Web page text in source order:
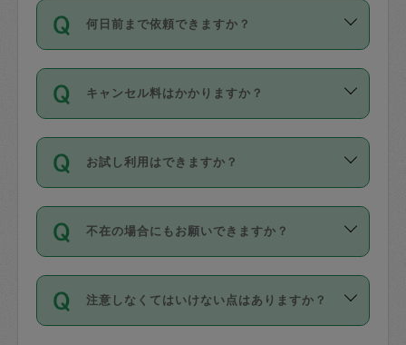
時間も被らない場合、損害保険の対象外
社員など様々なバックグラウンドの方が
登録しています。
日本語も話せる方など様々です。
ールに記載していますので、各自の得意
を依頼してください。
確認しています。タスカジさんトレーニ
ング動画を使ったセルフトレーニングの
現場トライアルを受け、合格したタスカ
ジさんが活動されています。
※テストセンターの講評は１件目のレビュ
参考
【詳細】タスカジさんの登録に際
依頼者とタスカジさんとの間でタスカジ
を通して成立した作業時間内での作業に
適用されます。作業範囲は、掃除、洗
です。作業中に物を壊したり、人にけが
をさせたりした場合が対象で、補償金額
す。
写真を撮り、
詳細FAQ：
損害賠償保険について教えて
何日前まで依頼できますか？
ご依頼は、現在を起点に3日後（72時間
以降）の日時から受付可能となっていま
す。
タスカジさんへ「募集」をかけることが
可能です。
キャンセル料はかかりますか？
キャンセル料には、以下の2種類がありま
す。
1. 直前キャンセル（定期、スポット契約
共通）
72時間を超える※と、以下のキャンセル
料が発生します。
お試し利用はできますか？
「お試し利用」というメニューはありま
せんが、「一回のみ」依頼を活用するこ
とによって、気に入ったタスカジさんを
まず、条件の合う気になるタスカジさ
不在の場合にもお願いできますか？
不在の場合の作業はタスカジさんの同意
が必要です。数回の依頼ののち、タスカ
ジさんと依頼者の間で十分な信頼関係が
注意しなくてはいけない点はありますか？